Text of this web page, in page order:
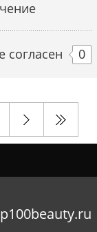
согласен 0